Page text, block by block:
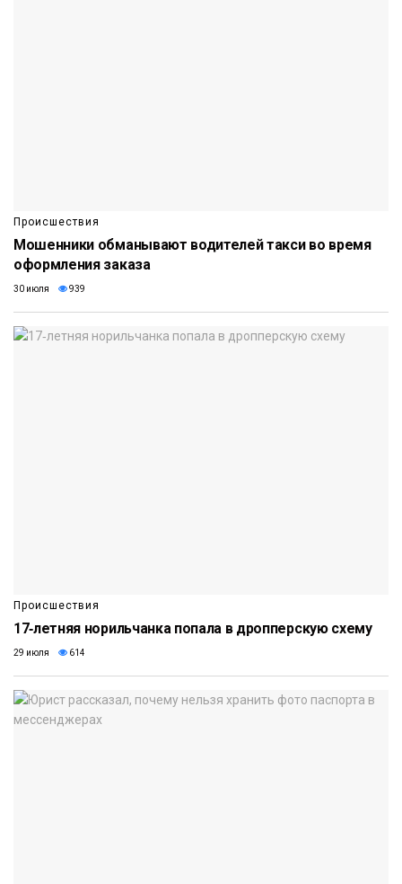
Происшествия
Мошенники обманывают водителей такси во время
оформления заказа
30 июля 939
Происшествия
17‑летняя норильчанка попала в дропперскую схему
29 июля 614